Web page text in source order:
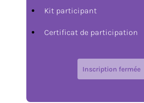
Kit participant
Certificat de participation
Inscription fermée